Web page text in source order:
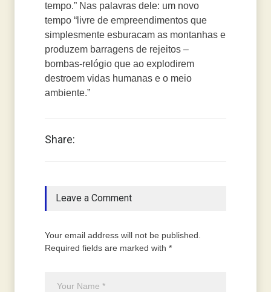
tempo.” Nas palavras dele: um novo
tempo “livre de empreendimentos que
simplesmente esburacam as montanhas e
produzem barragens de rejeitos –
bombas-relógio que ao explodirem
destroem vidas humanas e o meio
ambiente.”
Share:
Leave a Comment
Your email address will not be published.
Required fields are marked with *